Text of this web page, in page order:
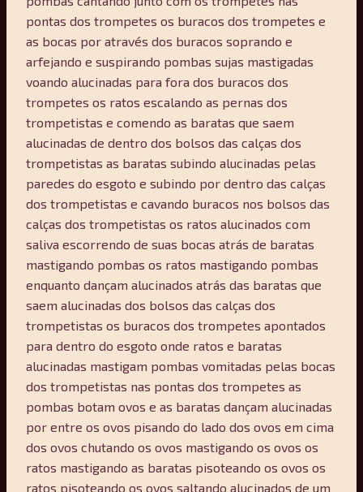
pontas dos trompetes os buracos dos trompetes e
as bocas por através dos buracos soprando e
arfejando e suspirando pombas sujas mastigadas
voando alucinadas para fora dos buracos dos
trompetes os ratos escalando as pernas dos
trompetistas e comendo as baratas que saem
alucinadas de dentro dos bolsos das calças dos
trompetistas as baratas subindo alucinadas pelas
paredes do esgoto e subindo por dentro das calças
dos trompetistas e cavando buracos nos bolsos das
calças dos trompetistas os ratos alucinados com
saliva escorrendo de suas bocas atrás de baratas
mastigando pombas os ratos mastigando pombas
enquanto dançam alucinados atrás das baratas que
saem alucinadas dos bolsos das calças dos
trompetistas os buracos dos trompetes apontados
para dentro do esgoto onde ratos e baratas
alucinadas mastigam pombas vomitadas pelas bocas
dos trompetistas nas pontas dos trompetes as
pombas botam ovos e as baratas dançam alucinadas
por entre os ovos pisando do lado dos ovos em cima
dos ovos chutando os ovos mastigando os ovos os
ratos mastigando as baratas pisoteando os ovos os
ratos pisoteando os ovos saltando alucinados de um